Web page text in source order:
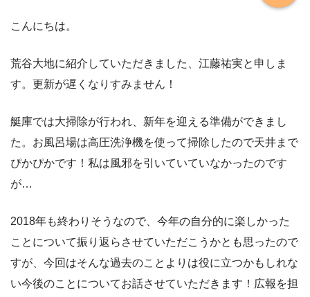
こんにちは。
荒谷大地に紹介していただきました、江藤祐実と申しま
す。更新が遅くなりすみません！
艇庫では大掃除が行われ、新年を迎える準備ができまし
た。お風呂場は高圧洗浄機を使って掃除したので天井まで
ぴかぴかです！私は風邪を引いていていなかったのです
が…
2018年も終わりそうなので、今年の自分的に楽しかった
ことについて振り返らさせていただこうかとも思ったので
すが、今回はそんな過去のことよりは役に立つかもしれな
い今後のことについてお話させていただきます！広報を担